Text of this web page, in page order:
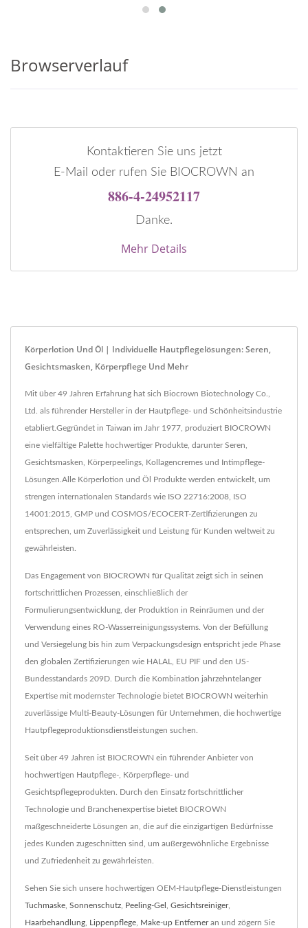
Browserverlauf
Kontaktieren Sie uns jetzt
E-Mail oder rufen Sie BIOCROWN an
886-4-24952117
Danke.
Mehr Details
Körperlotion Und Öl | Individuelle Hautpflegelösungen: Seren,
Gesichtsmasken, Körperpflege Und Mehr
Mit über 49 Jahren Erfahrung hat sich Biocrown Biotechnology Co.,
Ltd. als führender Hersteller in der Hautpflege- und Schönheitsindustrie
etabliert.Gegründet in Taiwan im Jahr 1977, produziert BIOCROWN
eine vielfältige Palette hochwertiger Produkte, darunter Seren,
Gesichtsmasken, Körperpeelings, Kollagencremes und Intimpflege-
Lösungen.Alle Körperlotion und Öl Produkte werden entwickelt, um
strengen internationalen Standards wie ISO 22716:2008, ISO
14001:2015, GMP und COSMOS/ECOCERT-Zertifizierungen zu
entsprechen, um Zuverlässigkeit und Leistung für Kunden weltweit zu
gewährleisten.
Das Engagement von BIOCROWN für Qualität zeigt sich in seinen
fortschrittlichen Prozessen, einschließlich der
Formulierungsentwicklung, der Produktion in Reinräumen und der
Verwendung eines RO-Wasserreinigungssystems. Von der Befüllung
und Versiegelung bis hin zum Verpackungsdesign entspricht jede Phase
den globalen Zertifizierungen wie HALAL, EU PIF und den US-
Bundesstandards 209D. Durch die Kombination jahrzehntelanger
Expertise mit modernster Technologie bietet BIOCROWN weiterhin
zuverlässige Multi-Beauty-Lösungen für Unternehmen, die hochwertige
Hautpflegeproduktionsdienstleistungen suchen.
Seit über 49 Jahren ist BIOCROWN ein führender Anbieter von
hochwertigen Hautpflege-, Körperpflege- und
Gesichtspflegeprodukten. Durch den Einsatz fortschrittlicher
Technologie und Branchenexpertise bietet BIOCROWN
maßgeschneiderte Lösungen an, die auf die einzigartigen Bedürfnisse
jedes Kunden zugeschnitten sind, um außergewöhnliche Ergebnisse
und Zufriedenheit zu gewährleisten.
Sehen Sie sich unsere hochwertigen OEM-Hautpflege-Dienstleistungen
Tuchmaske, Sonnenschutz, Peeling-Gel , Gesichtsreiniger,
Haarbehandlung, Lippenpflege, Make-up Entferneran und zögern Sie